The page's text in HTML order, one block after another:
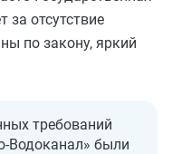
за отсутствие
по закону, яркий
требований
Водоканал» были